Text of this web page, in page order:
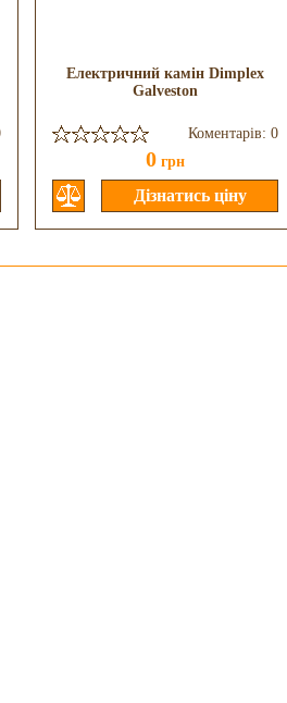
Електричний камін Dimplex
Galveston
Коментарів: 0
0 грн